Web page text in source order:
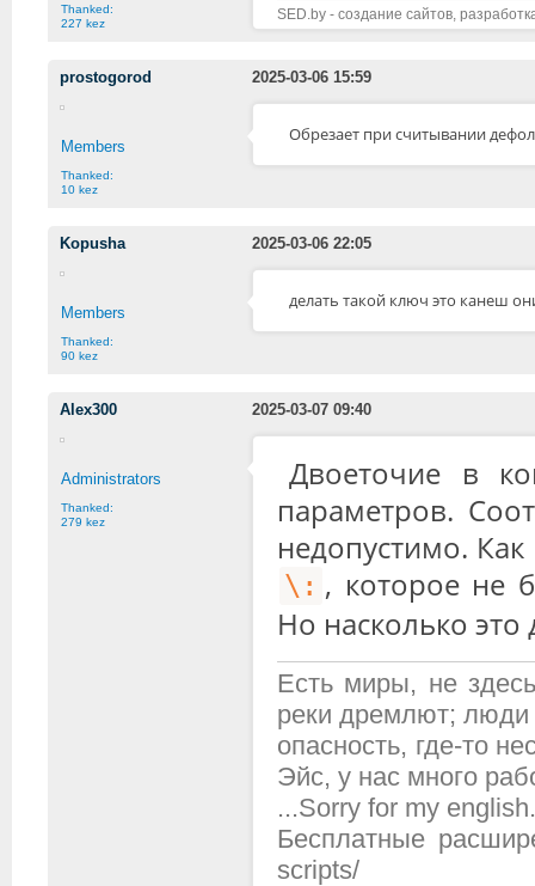
Thanked:
227 kez
SED.by - создание сайтов,
prostogorod 2025-03-06 15:59
Members
Thanked:
10 kez
Обрезает при считывании
Kopusha 2025-03-06 22:05
Members
Thanked:
90 kez
делать такой ключ это канеш
Alex300 2025-03-07 09:40
Administrators
Thanked:
279 kez
Двоеточие в
параметров.
недопустимо.
\: , которое не
Но насколько
Есть миры, не
реки дремлют; люди
опасность, где-то
Эйс, у нас много
...Sorry for my
Бесплатные
scripts/